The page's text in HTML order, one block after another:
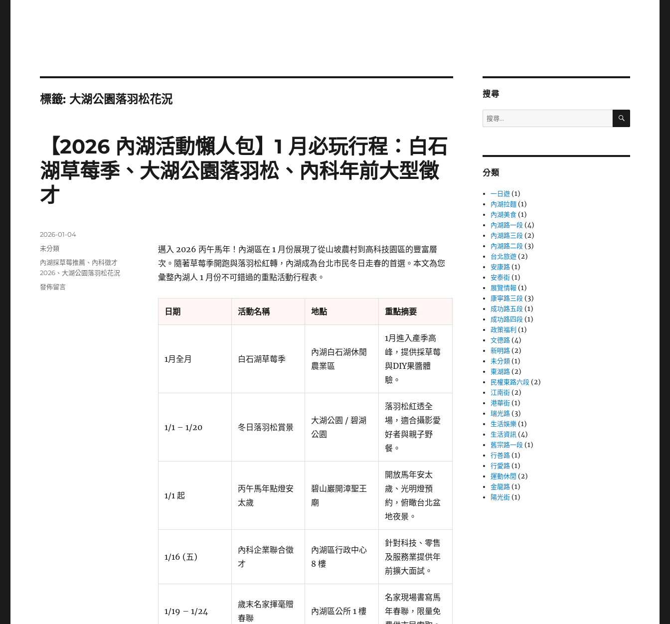
標籤: 大湖公園落羽松花況
【2026 內湖活動懶人包】1 月必玩行程：白石
湖草莓季、大湖公園落羽松、內科年前大型徵
才
邁入 2026 丙午馬年！內湖區在 1 月份展現了從山坡農村到高科技園區的豐富層
次。隨著草莓季開跑與落羽松紅轉，內湖成為台北市民冬日走春的首選。本文為您
彙整內湖人 1 月份不可錯過的重點活動行程表。
日期 活動名稱 地點 重點摘要
1月全月 白石湖草莓季
內湖白石湖休閒
農業區
1月進入產季高
峰，提供採草莓
與DIY果醬體
驗。
1/1 – 1/20 冬日落羽松賞景
大湖公園 / 碧湖
公園
落羽松紅透全
場，適合攝影愛
好者與親子野
餐。
1/1 起
丙午馬年點燈安
太歲
碧山巖開漳聖王
廟
開放馬年安太
歲、光明燈預
約，俯瞰台北盆
地夜景。
1/16 (五)
內科企業聯合徵
才
內湖區行政中心
8 樓
針對科技、零售
及服務業提供年
前擴大面試。
1/19 – 1/24
歲末名家揮毫贈
春聯
內湖區公所 1 樓
名家現場書寫馬
年春聯，限量免
發
佈
期:
2026-01-04
分
類
未分類
標
籤
內湖採草莓推薦 、 內科徵才
2026 、大湖公園落羽松花況
在
發佈留言
搜尋
搜
尋
字:
搜
分類
一日遊 (1)
內湖拉麵 (1)
內湖美食 (1)
內湖路一段 (4)
內湖路三段 (2)
內湖路二段 (3)
台北旅遊 (2)
安康路 (1)
安泰街 (1)
展覽情報 (1)
康寧路三段 (3)
成功路五段 (1)
成功路四段 (1)
政策福利 (1)
文德路 (4)
新明路 (2)
未分類 (1)
東湖路 (2)
民權東路六段 (2)
江南街 (2)
港華街 (1)
瑞光路 (3)
生活娛樂 (1)
生活資訊 (4)
舊宗路一段 (1)
行善路 (1)
行愛路 (1)
運動休閒 (2)
金龍路 (1)
陽光街 (1)